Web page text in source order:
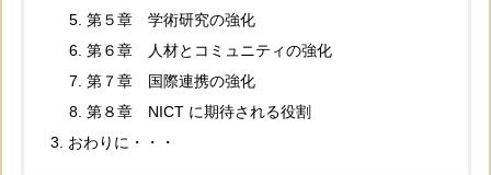
第５章 学術研究の強化
第６章 人材とコミュニティの強化
第７章 国際連携の強化
第８章 NICT に期待される役割
おわりに・・・